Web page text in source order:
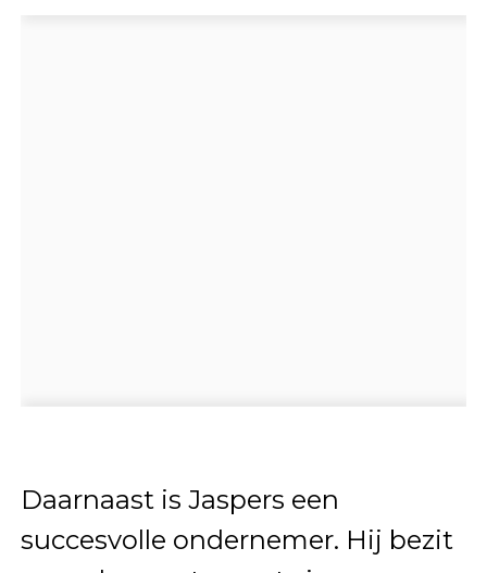
Daarnaast is Jaspers een
succesvolle ondernemer. Hij bezit